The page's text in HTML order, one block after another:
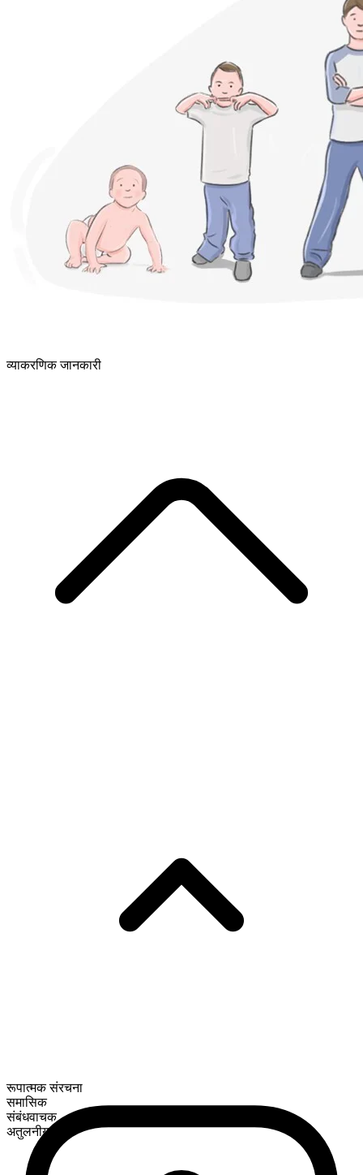
व्याकरणिक जानकारी
रूपात्मक संरचना
समासिक
संबंधवाचक
अतुलनीय